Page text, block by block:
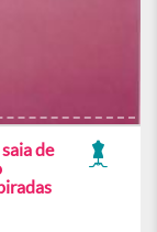
de